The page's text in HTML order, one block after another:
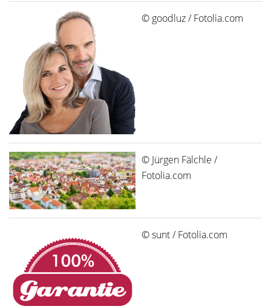
© goodluz / Fotolia.com
© Jürgen Fälchle /
Fotolia.com
© sunt / Fotolia.com